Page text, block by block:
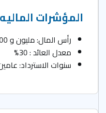
المؤشرات الماليه
رأس المال: مليون و 200 ألف دولار.
معدل العائد : 30%
سنوات الاسترداد: عامين.